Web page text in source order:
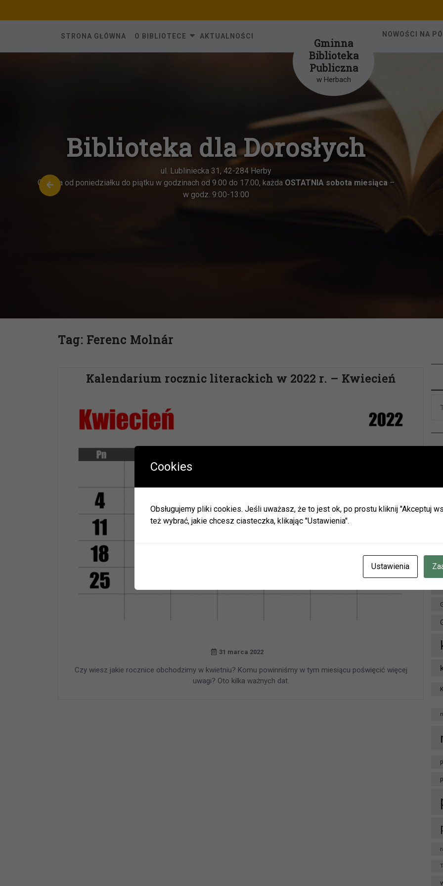
STRONA GŁÓWNA O BIBLIOTECE AKTUALNOŚCI
Gminna
Biblioteka
Publiczna
w Herbach
NOWOŚCI NA
Biblioteka dla Dorosłych
ul. Lubliniecka 31, 42-284 Herby
Czynna od poniedziałku do piątku w godzinach od 9.00 do 17.00, każda OSTATNIA sobota miesiąca –
w godz. 9:00-13:00
Tag: Ferenc Molnár
Kalendarium rocznic literackich w 2022 r. – Kwiecień
31 marca 2022
Czy wiesz jakie rocznice obchodzimy w kwietniu? Komu powinniśmy w tym miesiącu poświęcić więcej
uwagi? Oto kilka ważnych dat.
Ważna informacja!
W okresie wakacji biblioteki w Olszynie i w Hadrze oraz oddział dla
Zapraszamy do naszych placówek w Herbach (ul. Lubliniecka) i w
W związku z zaplanowanymi urlopami pracowników godziny otwarcia
Informacje znajdziecie Państwo na naszej stronie internetowej i
JEDNOCZENIE INFORMUJEMY, ŻE W DNIACH 3-14 SIERPNIA
BIBLIOTEKA W HERBACH PRZY UL. LUBLINIECKIEJ BĘDZIE
GODZINACH 9:00-15:00
Cookies
Obsługujemy pliki cookies. Jeśli uważasz, że to jest ok, po prostu kliknij "Akceptuj
też wybrać, jakie chcesz ciasteczka, klikając "Ustawienia".
Ustawienia